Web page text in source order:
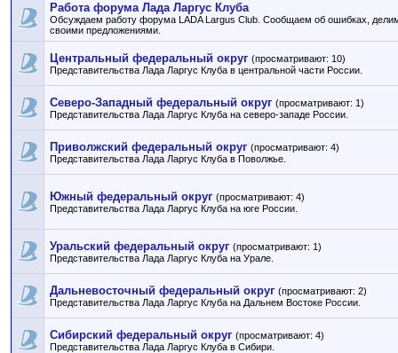
Работа форума Лада Ларгус Клуба
Обсуждаем работу форума LADA Largus Club. Сообщаем об ошибках,
своими предложениями.
Центральный федеральный округ (просматривают: 10)
Представительства Лада Ларгус Клуба в центральной части России.
Северо-Западный федеральный округ (просматривают: 1)
Представительства Лада Ларгус Клуба на северо-западе России.
Приволжский федеральный округ (просматривают: 4)
Представительства Лада Ларгус Клуба в Поволжье.
Южный федеральный округ (просматривают: 4)
Представительства Лада Ларгус Клуба на юге России.
Уральский федеральный округ (просматривают: 1)
Представительства Лада Ларгус Клуба на Урале.
Дальневосточный федеральный округ (просматривают: 2)
Представительства Лада Ларгус Клуба на Дальнем Востоке России.
Сибирский федеральный округ (просматривают: 4)
Представительства Лада Ларгус Клуба в Сибири.